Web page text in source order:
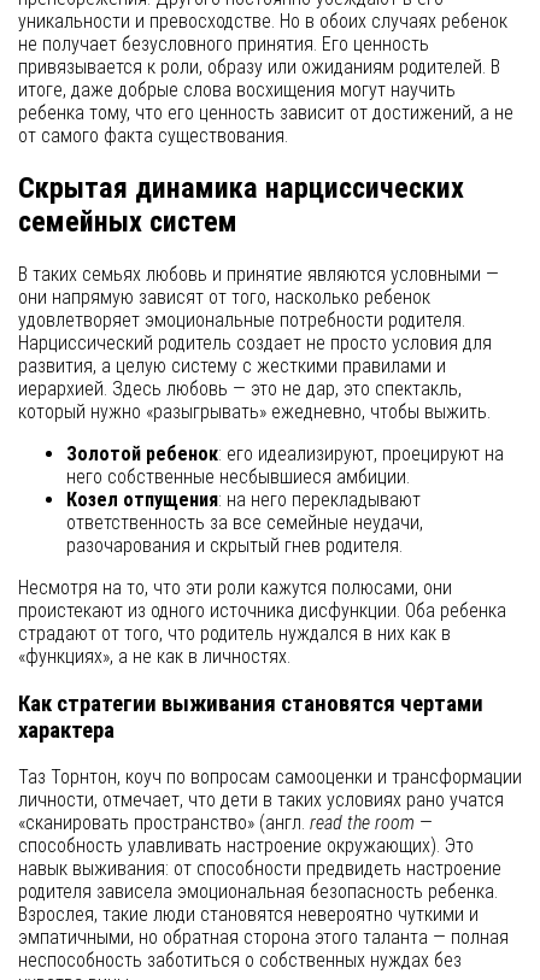
уникальности и превосходстве. Но в обоих случаях ребенок
не получает безусловного принятия. Его ценность
привязывается к роли, образу или ожиданиям родителей. В
итоге, даже добрые слова восхищения могут научить
ребенка тому, что его ценность зависит от достижений, а не
от самого факта существования.
Скрытая динамика нарциссических
семейных систем
В таких семьях любовь и принятие являются условными —
они напрямую зависят от того, насколько ребенок
удовлетворяет эмоциональные потребности родителя.
Нарциссический родитель создает не просто условия для
развития, а целую систему с жесткими правилами и
иерархией. Здесь любовь — это не дар, это спектакль,
который нужно «разыгрывать» ежедневно, чтобы выжить.
Золотой ребенок: его идеализируют, проецируют на
него собственные несбывшиеся амбиции.
Козел отпущения: на него перекладывают
ответственность за все семейные неудачи,
разочарования и скрытый гнев родителя.
Несмотря на то, что эти роли кажутся полюсами, они
проистекают из одного источника дисфункции. Оба ребенка
страдают от того, что родитель нуждался в них как в
«функциях», а не как в личностях.
Как стратегии выживания становятся чертами
характера
Таз Торнтон, коуч по вопросам самооценки и трансформации
личности, отмечает, что дети в таких условиях рано учатся
«сканировать пространство» (англ. read the room —
способность улавливать настроение окружающих). Это
навык выживания: от способности предвидеть настроение
родителя зависела эмоциональная безопасность ребенка.
Взрослея, такие люди становятся невероятно чуткими и
эмпатичными, но обратная сторона этого таланта — полная
неспособность заботиться о собственных нуждах без